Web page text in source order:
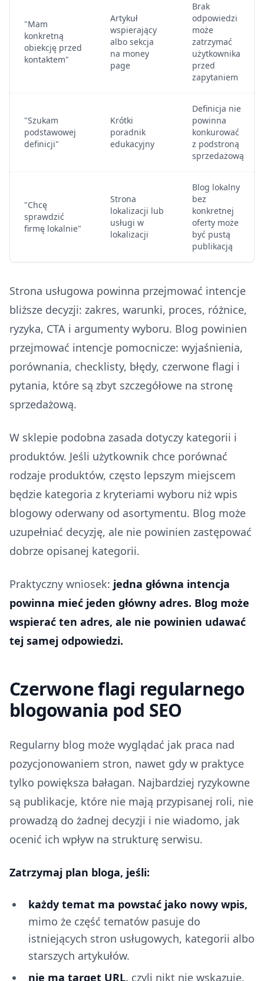
"Mam
konkretną
obiekcję przed
kontaktem"
Artykuł
wspierający
albo sekcja
na money
page
Brak
odpowiedzi
może
zatrzymać
użytkownika
przed
zapytaniem
"Szukam
podstawowej
definicji"
Krótki
poradnik
edukacyjny
Definicja nie
powinna
konkurować
z podstroną
sprzedażową
"Chcę
sprawdzić
firmę lokalnie"
Strona
lokalizacji lub
usługi w
lokalizacji
Blog lokalny
bez
konkretnej
oferty może
być pustą
publikacją
Strona usługowa powinna przejmować intencje
bliższe decyzji: zakres, warunki, proces, różnice,
ryzyka, CTA i argumenty wyboru. Blog powinien
przejmować intencje pomocnicze: wyjaśnienia,
porównania, checklisty, błędy, czerwone flagi i
pytania, które są zbyt szczegółowe na stronę
sprzedażową.
W sklepie podobna zasada dotyczy kategorii i
produktów. Jeśli użytkownik chce porównać
rodzaje produktów, często lepszym miejscem
będzie kategoria z kryteriami wyboru niż wpis
blogowy oderwany od asortymentu. Blog może
uzupełniać decyzję, ale nie powinien zastępować
dobrze opisanej kategorii.
Praktyczny wniosek: jedna główna intencja
powinna mieć jeden główny adres. Blog może
wspierać ten adres, ale nie powinien udawać
tej samej odpowiedzi.
Czerwone flagi regularnego
blogowania pod SEO
Regularny blog może wyglądać jak praca nad
pozycjonowaniem stron, nawet gdy w praktyce
tylko powiększa bałagan. Najbardziej ryzykowne
są publikacje, które nie mają przypisanej roli, nie
prowadzą do żadnej decyzji i nie wiadomo, jak
ocenić ich wpływ na strukturę serwisu.
Zatrzymaj plan bloga, jeśli:
każdy temat ma powstać jako nowy wpis,
mimo że część tematów pasuje do
istniejących stron usługowych, kategorii albo
starszych artykułów.
nie ma target URL, czyli nikt nie wskazuje,